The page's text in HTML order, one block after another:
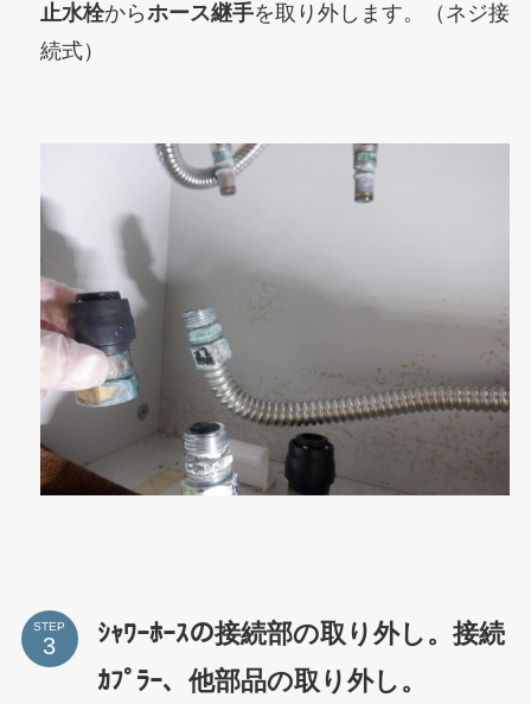
止水栓からホース継手を取り外します。（ネジ接
続式）
STEP
ｼｬﾜｰﾎｰｽの接続部の取り外し。接続
ｶﾌﾟﾗｰ、他部品の取り外し。